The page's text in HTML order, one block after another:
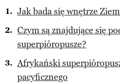
Jak bada się wnętrze
Czym są znajdujące się
superpióropusze?
Afrykański
pacyficznego